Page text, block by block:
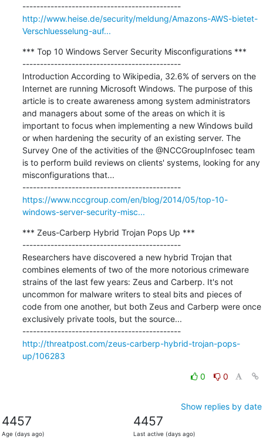
---------------------------------------------
http://www.heise.de/security/meldung/Amazons-AWS-bietet-
Verschluesselung-auf...
*** Top 10 Windows Server Security Misconfigurations ***
---------------------------------------------
Introduction According to Wikipedia, 32.6% of servers on the
Internet are running Microsoft Windows. The purpose of this
article is to create awareness among system administrators
and managers about some of the areas on which it is
important to focus when implementing a new Windows build
or when hardening the security of an existing server. The
Survey One of the activities of the @NCCGroupInfosec team
is to perform build reviews on clients' systems, looking for any
misconfigurations that...
---------------------------------------------
https://www.nccgroup.com/en/blog/2014/05/top-10-
windows-server-security-misc...
*** Zeus-Carberp Hybrid Trojan Pops Up ***
---------------------------------------------
Researchers have discovered a new hybrid Trojan that
combines elements of two of the more notorious crimeware
strains of the last few years: Zeus and Carberp. It's not
uncommon for malware writers to steal bits and pieces of
code from one another, but both Zeus and Carberp were once
exclusively private tools, but the source...
---------------------------------------------
http://threatpost.com/zeus-carberp-hybrid-trojan-pops-
up/106283
0 0
Show replies by date
4457
Age (days ago)
4457
Last active (days ago)